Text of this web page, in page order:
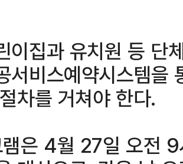
이집과 유치원 등 단
서비스예약시스템을
차를 거쳐야 한다.
은 4월 27일 오전